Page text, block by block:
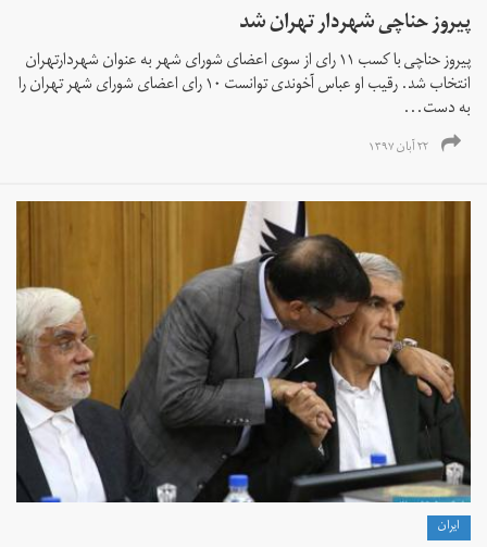
پیروز حناچی شهردار تهران شد
پیروز حناچی با کسب ۱۱ رای از سوی اعضای شورای شهر به عنوان شهردارتهران
انتخاب شد. رقیب او عباس آخوندی توانست ۱۰ رای اعضای شورای شهر تهران را
به دست...
۲۲ آبان ۱۳۹۷
ايران